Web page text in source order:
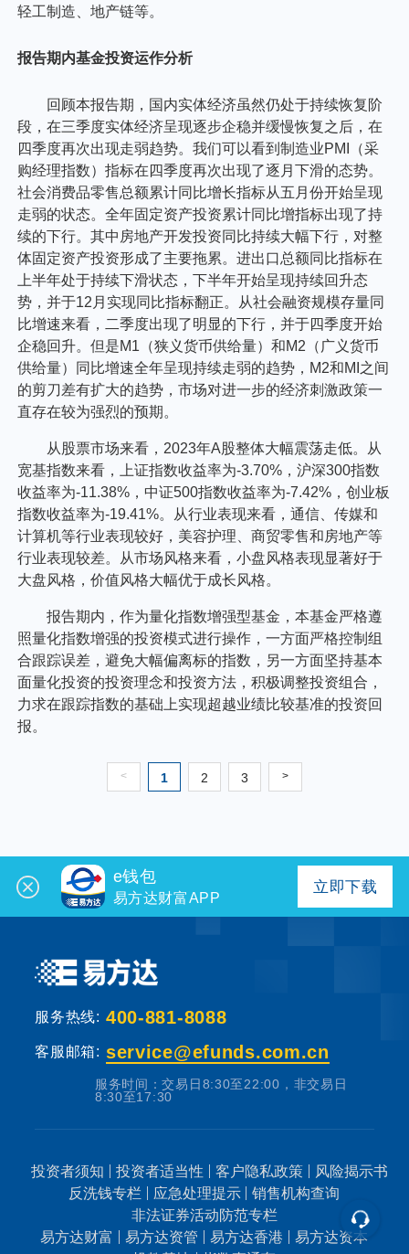
轻工制造、地产链等。
报告期内基金投资运作分析
回顾本报告期，国内实体经济虽然仍处于持续恢复阶
段，在三季度实体经济呈现逐步企稳并缓慢恢复之后，在
四季度再次出现走弱趋势。我们可以看到制造业PMI（采
购经理指数）指标在四季度再次出现了逐月下滑的态势。
社会消费品零售总额累计同比增长指标从五月份开始呈现
走弱的状态。全年固定资产投资累计同比增指标出现了持
续的下行。其中房地产开发投资同比持续大幅下行，对整
体固定资产投资形成了主要拖累。进出口总额同比指标在
上半年处于持续下滑状态，下半年开始呈现持续回升态
势，并于12月实现同比指标翻正。从社会融资规模存量同
比增速来看，二季度出现了明显的下行，并于四季度开始
企稳回升。但是M1（狭义货币供给量）和M2（广义货币
供给量）同比增速全年呈现持续走弱的趋势，M2和MI之间
的剪刀差有扩大的趋势，市场对进一步的经济刺激政策一
直存在较为强烈的预期。
从股票市场来看，2023年A股整体大幅震荡走低。从
宽基指数来看，上证指数收益率为-3.70%，沪深300指数
收益率为-11.38%，中证500指数收益率为-7.42%，创业板
指数收益率为-19.41%。从行业表现来看，通信、传媒和
计算机等行业表现较好，美容护理、商贸零售和房地产等
行业表现较差。从市场风格来看，小盘风格表现显著好于
大盘风格，价值风格大幅优于成长风格。
报告期内，作为量化指数增强型基金，本基金严格遵
照量化指数增强的投资模式进行操作，一方面严格控制组
合跟踪误差，避免大幅偏离标的指数，另一方面坚持基本
面量化投资的投资理念和投资方法，积极调整投资组合，
力求在跟踪指数的基础上实现超越业绩比较基准的投资回
报。
< 1 2 3 >
e钱包
易方达财富APP
立即下载
服务热线: 400-881-8088
客服邮箱: service@efunds.com.cn
服务时间：交易日8:30至22:00，非交易日
8:30至17:30
投资者须知 投资者适当性 客户隐私政策
风险揭示书
反洗钱专栏
应急处理提示
销售机构查询
非法证券活动防范专栏
易方达财富
易方达资管 易方达香港
易方达资本